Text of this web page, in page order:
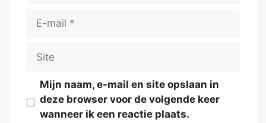
Site
Mijn naam, e-mail en site opslaan in
deze browser voor de volgende keer
wanneer ik een reactie plaats.